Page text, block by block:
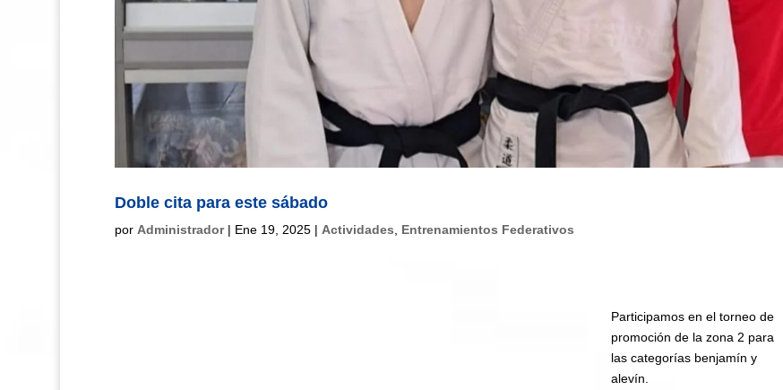
Doble cita para este sábado
por Administrador| Ene 19, 2025| Actividades Entrenamientos Federativos
Participamos en el torneo de
promoción de la zona 2 para
las categorías benjamín y
alevín.